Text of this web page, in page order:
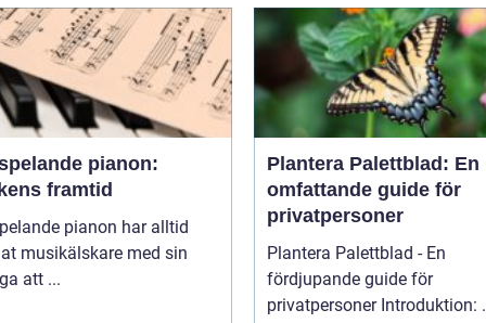
pianon:
framtid
pianon har alltid
musikälskare med sin
att ...
Plantera Palettblad: En
omfattande guide för
privatpersoner
Plantera Palettblad - En
fördjupande guide för